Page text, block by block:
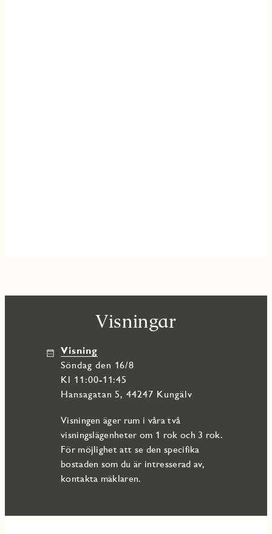
Visningar
Visning
söndag den 16/8
Kl 11:00-11:45
Hansagatan 5, 44247 Kungälv
Visningen äger rum i våra två
visningslägenheter om 1 rok och 3 rok.
För möjlighet att se den specifika
bostaden som du är intresserad av,
kontakta mäklaren.